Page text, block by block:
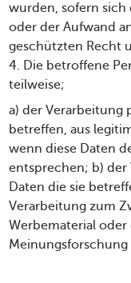
wurden, sofern
oder der Aufwand
geschützten Recht
4. Die betroffene
teilweise;
a) der Verarbeitung
betreffen, aus
wenn diese Daten
entsprechen; b)
Daten die sie
Verarbeitung zum
Werbematerial